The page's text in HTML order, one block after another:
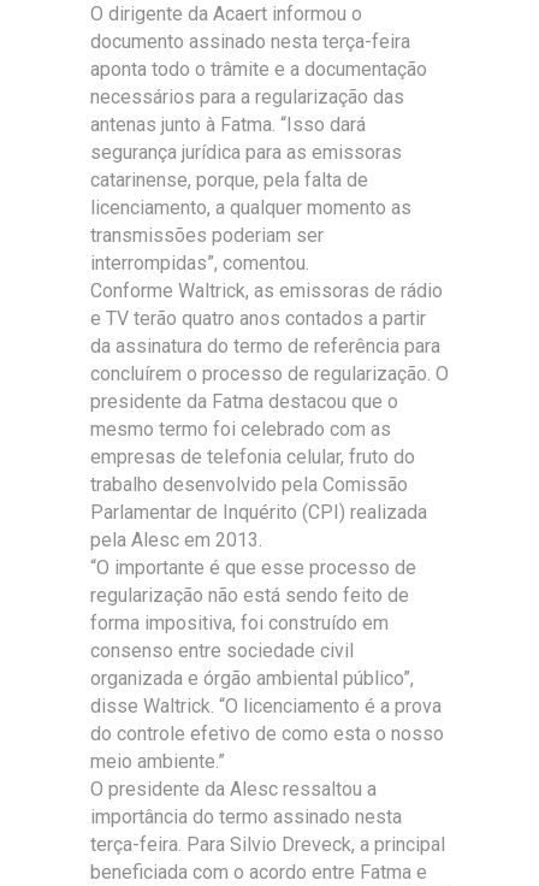
O dirigente da Acaert informou o
documento assinado nesta terça-feira
aponta todo o trâmite e a documentação
necessários para a regularização das
antenas junto à Fatma. “Isso dará
segurança jurídica para as emissoras
catarinense, porque, pela falta de
licenciamento, a qualquer momento as
transmissões poderiam ser
interrompidas”, comentou.
Conforme Waltrick, as emissoras de rádio
e TV terão quatro anos contados a partir
da assinatura do termo de referência para
concluírem o processo de regularização. O
presidente da Fatma destacou que o
mesmo termo foi celebrado com as
empresas de telefonia celular, fruto do
trabalho desenvolvido pela Comissão
Parlamentar de Inquérito (CPI) realizada
pela Alesc em 2013.
“O importante é que esse processo de
regularização não está sendo feito de
forma impositiva, foi construído em
consenso entre sociedade civil
organizada e órgão ambiental público”,
disse Waltrick. “O licenciamento é a prova
do controle efetivo de como esta o nosso
meio ambiente.”
O presidente da Alesc ressaltou a
importância do termo assinado nesta
terça-feira. Para Silvio Dreveck, a principal
beneficiada com o acordo entre Fatma e